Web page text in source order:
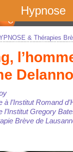
Hypnose
& Thérapies
l’Institut Romand
l’Institut Gregory
Brève de